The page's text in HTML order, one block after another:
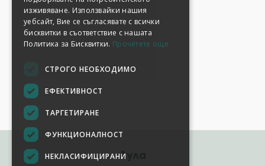
Аула
изживяване. Използвайки нашия
уебсайт, Вие се съгласявате с всички
бисквитки в съответствие с нашата
Политика за Бисквитки. Прочетете още
СТРОГО НЕОБХОДИМО
ЕФЕКТИВНОСТ
ТАРГЕТИРАНЕ
ФУНКЦИОНАЛНОСТ
НЕКЛАСИФИЦИРАНИ